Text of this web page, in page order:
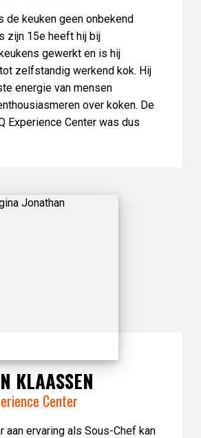
de keuken geen onbekend
zijn 15e heeft hij bij
gewerkt en is hij
zelfstandig werkend kok. Hij
energie van mensen
over koken. De
Experience Center was dus
KLAASSEN
Center
aan ervaring als Sous-Chef kan